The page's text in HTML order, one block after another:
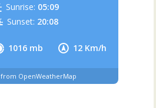
1016 mb 12 Km/h
Sunrise: 05:09
Sunset: 20:08
OpenWeatherMap